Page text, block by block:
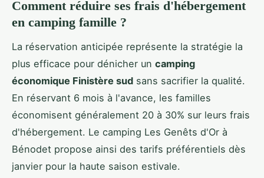
Comment réduire ses frais d'hébergement
en camping famille ?
La réservation anticipée représente la stratégie la
plus efficace pour dénicher un camping
économique Finistère sud sans sacrifier la qualité.
En réservant 6 mois à l'avance, les familles
économisent généralement 20 à 30% sur leurs frais
d'hébergement. Le camping Les Genêts d'Or à
Bénodet propose ainsi des tarifs préférentiels dès
janvier pour la haute saison estivale.